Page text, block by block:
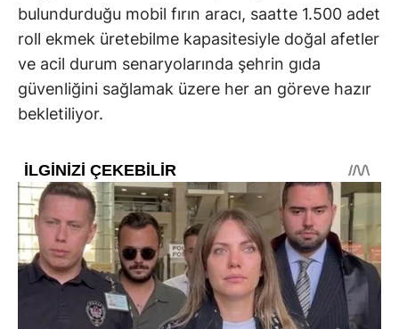
bulundurduğu mobil fırın aracı, saatte 1.500 adet
roll ekmek üretebilme kapasitesiyle doğal afetler
ve acil durum senaryolarında şehrin gıda
güvenliğini sağlamak üzere her an göreve hazır
bekletiliyor.